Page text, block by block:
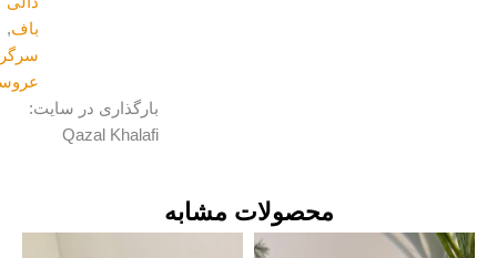
سرگرمی,
عروسک
بارگذاری در سایت:
Qazal Khalafi
محصولات مشابه